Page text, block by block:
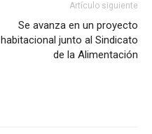
Artículo siguiente
Se avanza en un proyecto
habitacional junto al Sindicato
de la Alimentación